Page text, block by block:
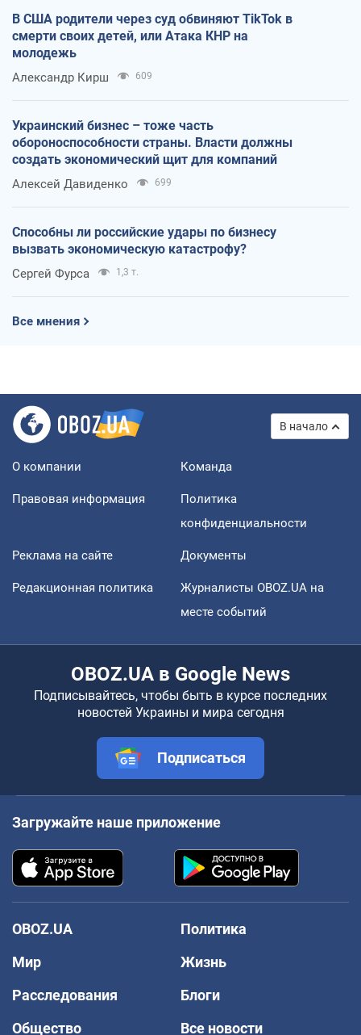
В США родители через суд обвиняют TikTok в
смерти своих детей, или Атака КНР на
молодежь
Александр Кирш 609
Украинский бизнес – тоже часть
обороноспособности страны. Власти должны
создать экономический щит для компаний
Алексей Давиденко 699
Способны ли российские удары по бизнесу
вызвать экономическую катастрофу?
Сергей Фурса 1,3 т.
Все мнения
В начало
О компании Команда
Правовая информация
Политика
конфиденциальности
Реклама на сайте Документы
Редакционная политика
Журналисты OBOZ.UA на
месте событий
OBOZ.UA в Google News
Подписывайтесь, чтобы быть в курсе последних
новостей Украины и мира сегодня
Подписаться
Загружайте наше приложение
OBOZ.UA
Политика
Мир
Жизнь
Расследования
Блоги
Общество
Все новости